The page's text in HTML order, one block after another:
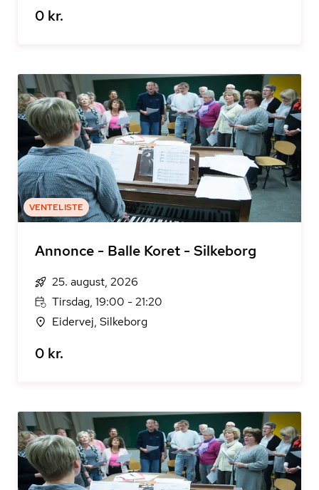
0 kr.
VENTELISTE
Annonce - Balle Koret - Silkeborg
25. august, 2026
Tirsdag, 19:00 - 21:20
Eidervej, Silkeborg
0 kr.